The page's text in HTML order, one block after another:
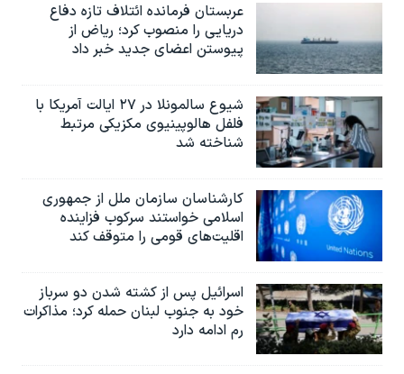
عربستان فرمانده ائتلاف تازه دفاع
دریایی را منصوب کرد؛ ریاض از
پیوستن اعضای جدید خبر داد
شیوع سالمونلا در ۲۷ ایالت آمریکا با
فلفل هالوپینیوی مکزیکی مرتبط
شناخته شد
کارشناسان سازمان ملل از جمهوری
اسلامی خواستند سرکوب فزاینده
اقلیت‌های قومی را متوقف کند
اسرائیل پس از کشته شدن دو سرباز
خود به جنوب لبنان حمله کرد؛ مذاکرات
رم ادامه دارد